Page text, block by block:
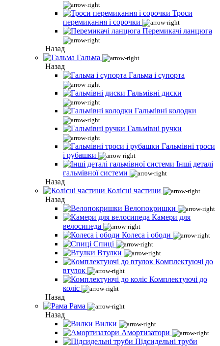
Троси
перемикання і сорочки
Перемикачі ланцюга
Назад
Гальма
Назад
Гальма і супорта
Гальмівні диски
Гальмівні колодки
Гальмівні ручки
Гальмівні троси
і рубашки
Інші деталі
гальмівної системи
Назад
Колісні частини
Назад
Велопокришки
Камери для
велосипеда
Колеса і ободи
Спиці
Втулки
Комплектуючі до
втулок
Комплектуючі до
коліс
Назад
Рама
Назад
Вилки
Амортизатори
Підсидельні труби